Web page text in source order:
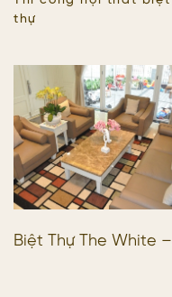
CHÚ TÙNG
thự
Biệt Thự The White –